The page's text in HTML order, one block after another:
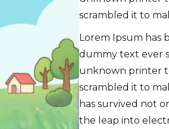
scrambled it to
Lorem Ipsum has
dummy text ever
unknown printer
scrambled it to
has survived not
the leap into